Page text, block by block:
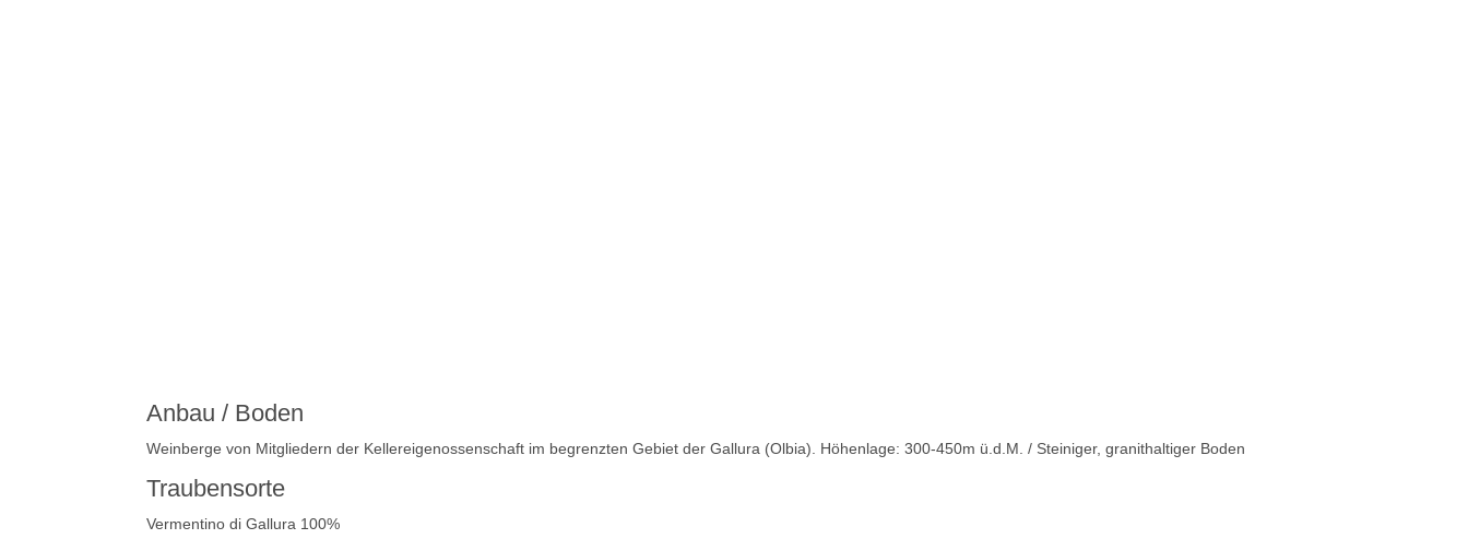
Anbau / Boden
Weinberge von Mitgliedern der Kellereigenossenschaft im begrenzten Gebiet der Gallura (Olbia). Höhenlage: 300-450m ü.d.M. / Steiniger, granithaltiger Boden
Traubensorte
Vermentino di Gallura 100%